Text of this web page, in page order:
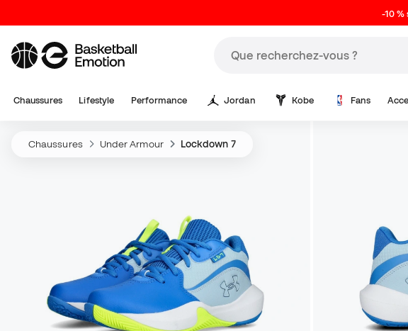
-10
Chaussures Lifestyle Performance Jordan Kobe Fans
Chaussures Under Armour Lockdown 7